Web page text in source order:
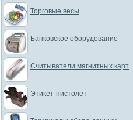
Торговые весы
Банковское оборудование
Считыватели магнитных карт
Этикет-пистолет